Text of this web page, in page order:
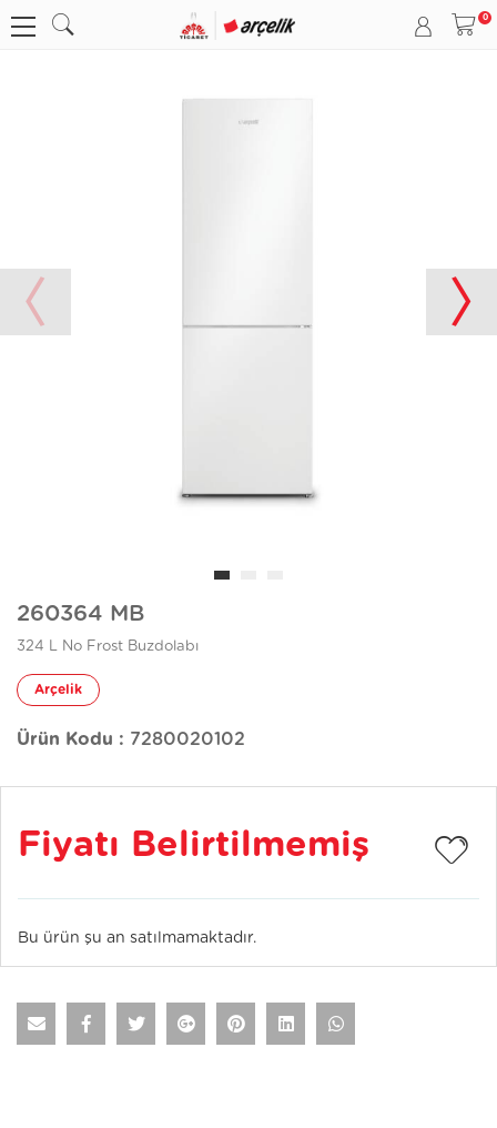
260364 MB
324 L No Frost Buzdolabı
Arçelik
Ürün Kodu : 7280020102
Fiyatı Belirtilmemiş
Bu ürün şu an satılmamaktadır.